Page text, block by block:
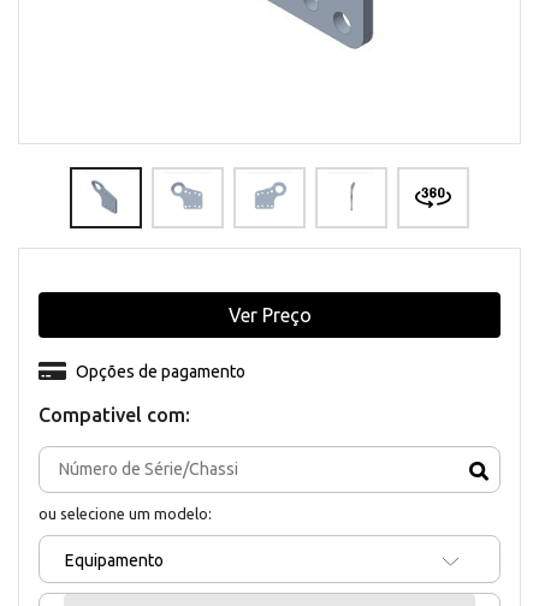
Compativel com:
ou selecione um modelo:
Equipamento
Opções de pagamento
Ver Preço